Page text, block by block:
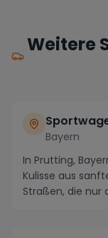
Weitere
Bayern
In Prutting,
Kulisse aus
Straßen, die nur